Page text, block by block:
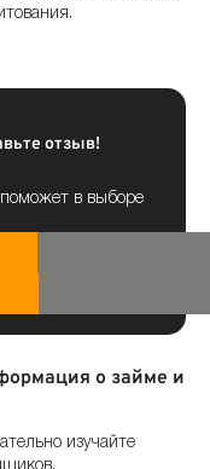
отзыв!
в выборе
о займе и
изучайте